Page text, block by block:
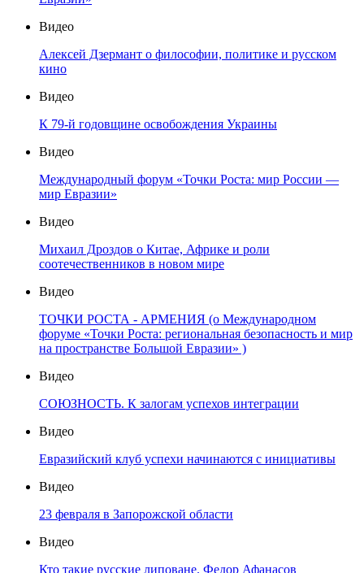
Видео
Алексей Дзермант о философии, политике и русском
кино
Видео
К 79-й годовщине освобождения Украины
Видео
Международный форум «Точки Роста: мир России —
мир Евразии»
Видео
Михаил Дроздов о Китае, Африке и роли
соотечественников в новом мире
Видео
ТОЧКИ РОСТА - АРМЕНИЯ (о Международном
форуме «Точки Роста: региональная безопасность и мир
на пространстве Большой Евразии» )
Видео
СОЮЗНОСТЬ. К залогам успехов интеграции
Видео
Евразийский клуб успехи начинаются с инициативы
Видео
23 февраля в Запорожской области
Видео
Кто такие русские липоване. Федор Афанасов